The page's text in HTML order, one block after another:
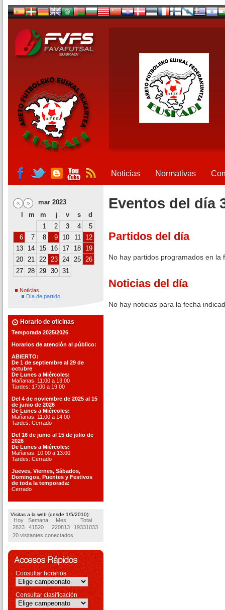
Noticias Normativas
mar 2023
m m j v s
d
1
2 3 4
5
6
7 8 9 10 11
12
13
14 15 16 17 18
19
20 21 22 23 24 25 26
27 28 29 30 31
Noticias
Día de partido
Horario de oficinas
Temporada 2025/2026
Horarios de atención al público:
ABIERTO:
De 1 de septiembre al 29 de
octubre
De Lunes a Miércoles:
Mañanas: 11:00 a 13:00
Tardes: 17:00 a 19:00
Del 4 de noviembre de 2025 al 15
de junio de 2026
De Lunes a Miércoles:
Mañanas: 11:00 a 14:00
Tardes: Cerrado
Del 16 de junio al 15 de julio de
2026
De Lunes a Miércoles:
Mañanas: 10:00 a 13:00
Tardes: Cerrado
Jueves, Viernes, Sábados,
Domingos, Puentes y Festivos
de toda la temporada:
Cerrado
Visitas a la web (desde 1/5/2010):
Hoy Semana Mes
Total
2823
41520 220813
19331033
20 visitantes conectados
Consultar horarios
Consultar clasificación
Eventos del día
Partidos del día
No hay partidos programados en la
Noticias del día
No hay noticias para la fecha